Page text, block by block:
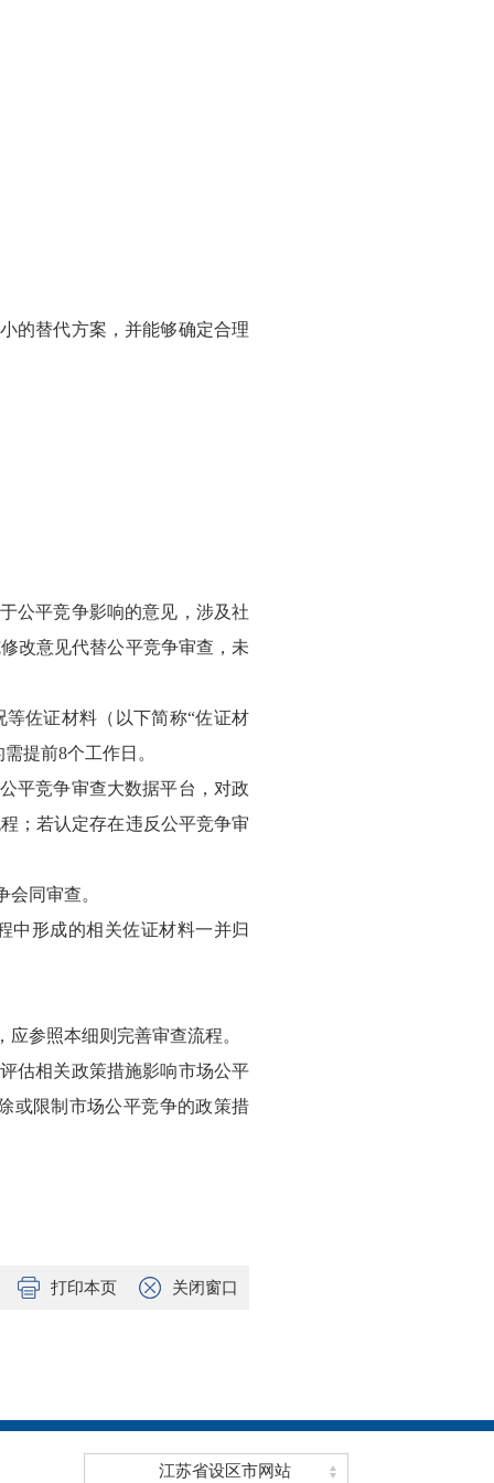
的替代方案，并能够确定合理
公平竞争影响的意见，涉及社
改意见代替公平竞争审查，未
佐证材料（以下简称“佐证材
提前8个工作日。
平竞争审查大数据平台，对政
；若认定存在违反公平竞争审
同审查。
中形成的相关佐证材料一并归
参照本细则完善审查流程。
估相关政策措施影响市场公平
或限制市场公平竞争的政策措
打印本页 关闭窗口
江苏省设区市网站